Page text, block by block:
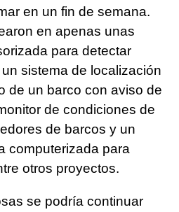
en un fin de semana.
en apenas unas
para detectar
sistema de localización
de un barco con aviso de
de condiciones de
de barcos y un
computerizada para
otros proyectos.
se podría continuar